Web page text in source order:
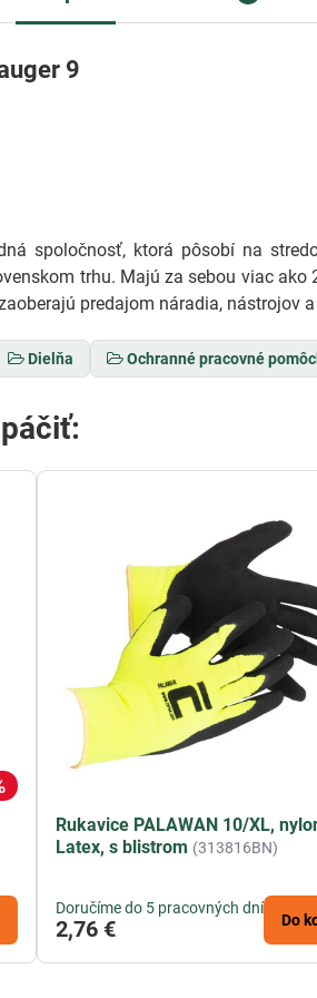
9
spoločnosť, ktorá pôsobí na
trhu. Majú za sebou viac
predajom náradia, nástrojov
Dielňa Ochranné pracovné
Rukavice PALAWAN 10/XL,
Latex, s blistrom (313816BN)
Doručíme do 5 pracovných dní
2,76 € Do